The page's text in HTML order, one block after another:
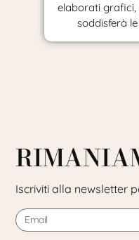
elaborati
soddisferà
Iscriviti alla newsletter